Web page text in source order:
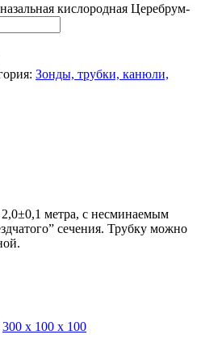
кислородная Церебрум-
Зонды, трубки, канюли,
метра, с несминаемым
сечения. Трубку можно
300 х 100 х 100